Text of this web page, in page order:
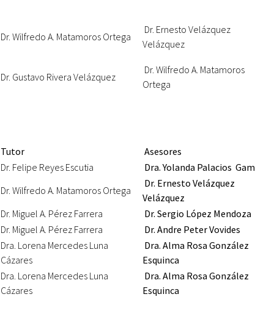
Dr. Wilfredo A. Matamoros Ortega
Dr. Ernesto Velázquez
Velázquez
Dr. Gustavo Rivera Velázquez
Dr. Wilfredo A. Matamoros
Ortega
Tutor
Asesores
Dr. Felipe Reyes Escutia Dra. Yolanda Palacios Gam
Dr. Wilfredo A. Matamoros Ortega
Dr. Ernesto Velázquez
Velázquez
Dr. Miguel A. Pérez Farrera Dr. Sergio López Mendoza
Dr. Miguel A. Pérez Farrera Dr. Andre Peter Vovides
Dra. Lorena Mercedes Luna
Cázares
Dra. Alma Rosa González
Esquinca
Dra. Lorena Mercedes Luna
Cázares
Dra. Alma Rosa González
Esquinca